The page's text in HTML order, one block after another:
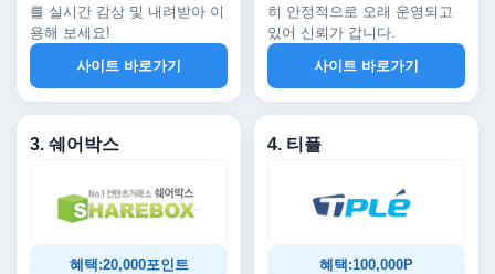
를 실시간 감상 및 내려받아 이
용해 보세요!
사이트 바로가기
히 안정적으로 오래 운영되고
있어 신뢰가 갑니다.
사이트 바로가기
3. 쉐어박스
혜택:20,000포인트
4. 티플
혜택:100,000P